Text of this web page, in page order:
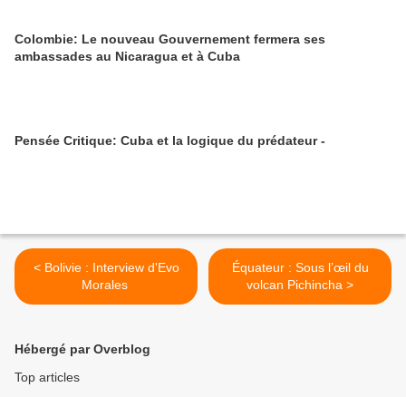
Colombie: Le nouveau Gouvernement fermera ses
ambassades au Nicaragua et à Cuba
Pensée Critique: Cuba et la logique du prédateur -
< Bolivie : Interview d'Evo
Morales
Équateur : Sous l’œil du
volcan Pichincha >
Hébergé par Overblog
Top articles